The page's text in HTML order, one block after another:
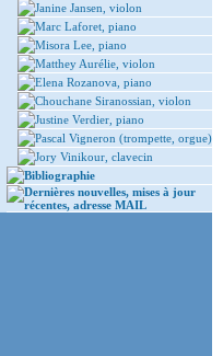
Janine Jansen, violon
Marc Laforet, piano
Misora Lee, piano
Matthey Aurélie, violon
Elena Rozanova, piano
Chouchane Siranossian, violon
Justine Verdier, piano
Pascal Vigneron (trompette, orgue)
Jory Vinikour, clavecin
Bibliographie
Dernières nouvelles, mises à jour
récentes, adresse MAIL